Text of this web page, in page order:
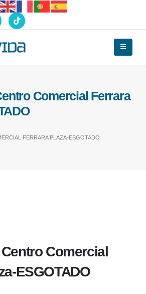
Comercial Ferrara
FERRARA PLAZA-ESGOTADO
Comercial
ESGOTADO